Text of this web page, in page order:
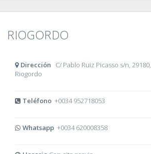
RIOGORDO
Dirección C/ Pablo Ruiz Picasso s/n, 29180,
Riogordo
Teléfono+0034 952718053
Whatsapp+0034 620008358